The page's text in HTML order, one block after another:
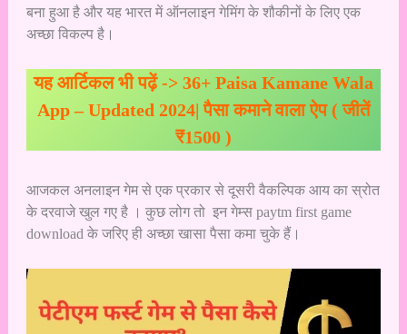
बना हुआ है और यह भारत में ऑनलाइन गेमिंग के शौकीनों के लिए एक
अच्छा विकल्प है।
यह आर्टिकल भी पढ़ें -> 36+ Paisa Kamane Wala
App – Updated 2024| पैसा कमाने वाला ऐप ( जीतें
₹1500 )
आजकल अनलाइन गेम से एक प्रकार से दूसरी वैकल्पिक आय का स्रोत
के दरवाजे खुल गए है । कुछ लोग तो इन गेम्स paytm first game
download के जरिए ही अच्छा खासा पैसा कमा चुके हैं।